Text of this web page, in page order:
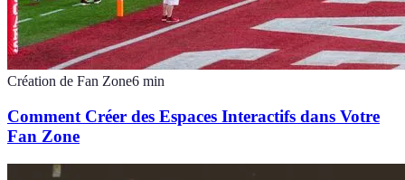
Création de Fan Zone6 min
Comment Créer des Espaces Interactifs dans Votre
Fan Zone